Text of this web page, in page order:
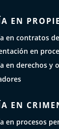
EN
en contratos
en
en derechos y
EN
en procesos